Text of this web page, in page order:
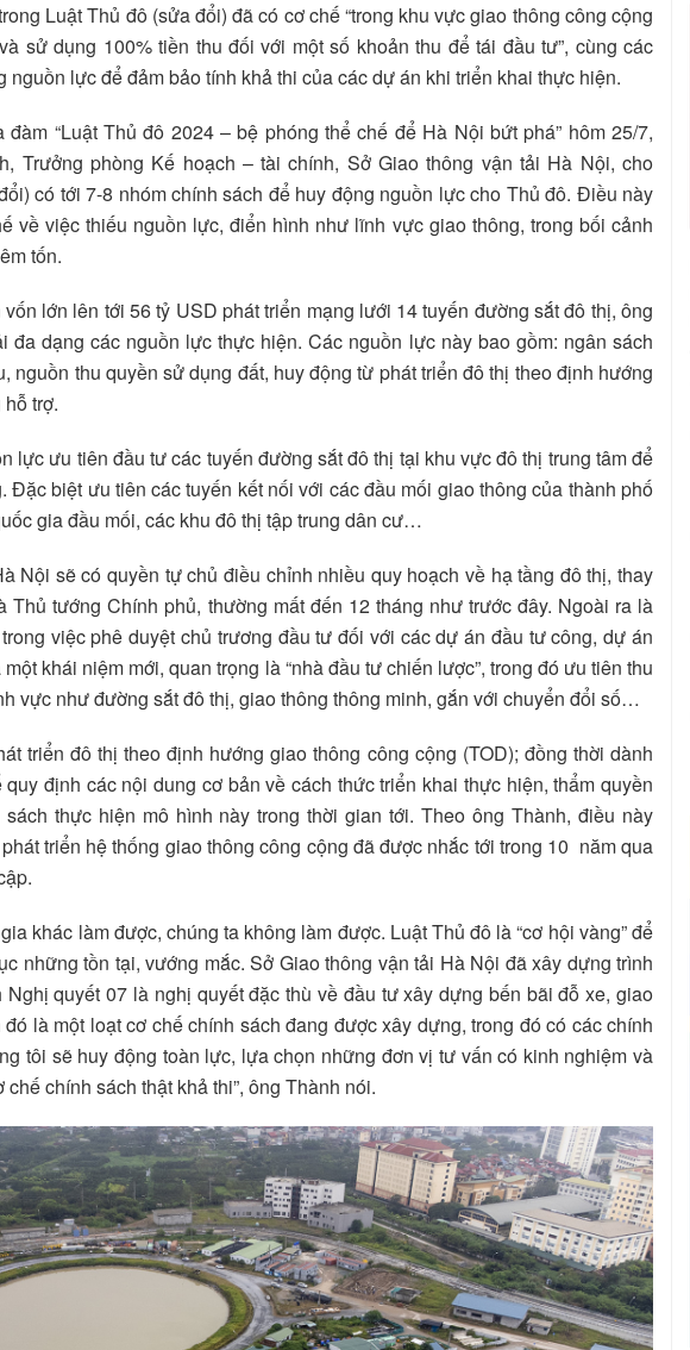
Luật Thủ đô (sửa đổi) đã có cơ chế “trong khu vực giao thông công cộng
sử dụng 100% tiền thu đối với một số khoản thu để tái đầu tư”, cùng các
nguồn lực để đảm bảo tính khả thi của các dự án khi triển khai thực hiện.
“Luật Thủ đô 2024 – bệ phóng thể chế để Hà Nội bứt phá” hôm 25/7,
Trưởng phòng Kế hoạch – tài chính, Sở Giao thông vận tải Hà Nội, cho
có tới 7-8 nhóm chính sách để huy động nguồn lực cho Thủ đô. Điều này
về việc thiếu nguồn lực, điển hình như lĩnh vực giao thông, trong bối cảnh
tốn.
lớn lên tới 56 tỷ USD phát triển mạng lưới 14 tuyến đường sắt đô thị, ông
đa dạng các nguồn lực thực hiện. Các nguồn lực này bao gồm: ngân sách
nguồn thu quyền sử dụng đất, huy động từ phát triển đô thị theo định hướng
trợ.
lực ưu tiên đầu tư các tuyến đường sắt đô thị tại khu vực đô thị trung tâm để
Đặc biệt ưu tiên các tuyến kết nối với các đầu mối giao thông của thành phố
gia đầu mối, các khu đô thị tập trung dân cư…
Nội sẽ có quyền tự chủ điều chỉnh nhiều quy hoạch về hạ tầng đô thị, thay
Thủ tướng Chính phủ, thường mất đến 12 tháng như trước đây. Ngoài ra là
việc phê duyệt chủ trương đầu tư đối với các dự án đầu tư công, dự án
khái niệm mới, quan trọng là “nhà đầu tư chiến lược”, trong đó ưu tiên thu
vực như đường sắt đô thị, giao thông thông minh, gắn với chuyển đổi số…
triển đô thị theo định hướng giao thông công cộng (TOD); đồng thời dành
định các nội dung cơ bản về cách thức triển khai thực hiện, thẩm quyền
thực hiện mô hình này trong thời gian tới. Theo ông Thành, điều này
triển hệ thống giao thông công cộng đã được nhắc tới trong 10 năm qua
khác làm được, chúng ta không làm được. Luật Thủ đô là “cơ hội vàng” để
những tồn tại, vướng mắc. Sở Giao thông vận tải Hà Nội đã xây dựng trình
quyết 07 là nghị quyết đặc thù về đầu tư xây dựng bến bãi đỗ xe, giao
là một loạt cơ chế chính sách đang được xây dựng, trong đó có các chính
tôi sẽ huy động toàn lực, lựa chọn những đơn vị tư vấn có kinh nghiệm và
chính sách thật khả thi”, ông Thành nói.